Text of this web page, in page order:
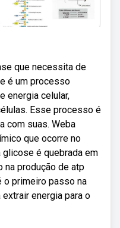
que necessita de
é um processo
energia celular,
Esse processo é
com suas. Weba
que ocorre no
é quebrada em
na produção de atp
primeiro passo na
energia para o